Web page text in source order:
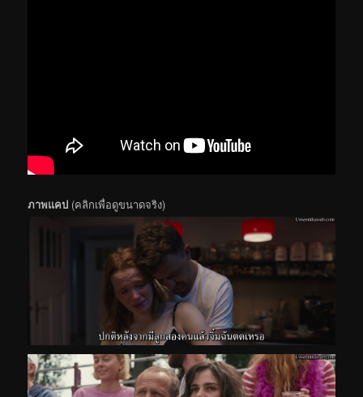
ภาพแคป (คลิกเพื่อดูขนาดจริง)